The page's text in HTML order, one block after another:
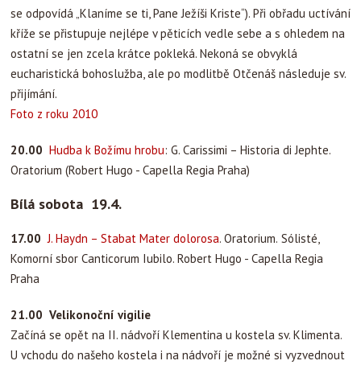
se odpovídá „Klaníme se ti, Pane Ježíši Kriste“). Při obřadu uctívání
kříže se přistupuje nejlépe v pěticích vedle sebe a s ohledem na
ostatní se jen zcela krátce pokleká. Nekoná se obvyklá
eucharistická bohoslužba, ale po modlitbě Otčenáš následuje sv.
přijímání.
Foto z roku 2010
20.00 Hudba k Božímu hrobu: G. Carissimi – Historia di Jephte.
Oratorium (Robert Hugo - Capella Regia Praha)
Bílá sobota 19.4.
17.00 J. Haydn – Stabat Mater dolorosa. Oratorium. Sólisté,
Komorní sbor Canticorum Iubilo. Robert Hugo - Capella Regia
Praha
21.00 Velikonoční vigilie
Začíná se opět na II. nádvoří Klementina u kostela sv. Klimenta.
U vchodu do našeho kostela i na nádvoří je možné si vyzvednout